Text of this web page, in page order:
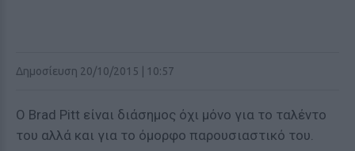
Δημοσίευση 20/10/2015 | 10:57
O Brad Pitt είναι διάσημος όχι μόνο για το ταλέντο
του αλλά και για το όμορφο παρουσιαστικό του.